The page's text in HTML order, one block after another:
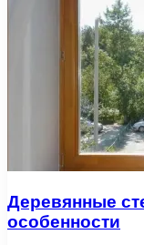
Деревянные
особенности